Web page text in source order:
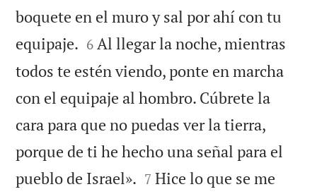
boquete en el muro y sal por ahí con tu
equipaje. 

6 Al llegar la noche, mientras
todos te estén viendo, ponte en marcha
con el equipaje al hombro. Cúbrete la
cara para que no puedas ver la tierra,
porque de ti he hecho una señal para el
pueblo de Israel». 

7 Hice lo que se me